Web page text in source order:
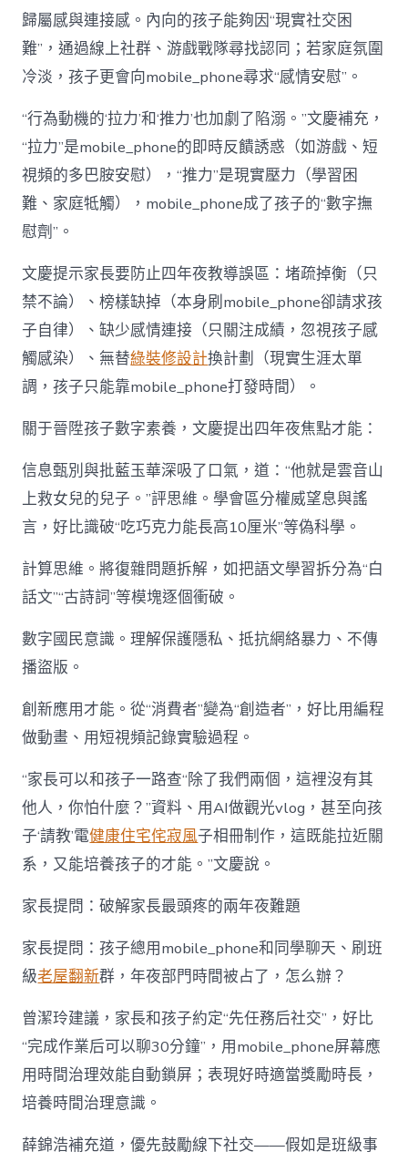
歸屬感與連接感。內向的孩子能夠因“現實社交困
難”，通過線上社群、游戲戰隊尋找認同；若家庭氛圍
冷淡，孩子更會向mobile_phone尋求“感情安慰”。
“行為動機的‘拉力’和‘推力’也加劇了陷溺。”文慶補充，
“拉力”是mobile_phone的即時反饋誘惑（如游戲、短
視頻的多巴胺安慰），“推力”是現實壓力（學習困
難、家庭牴觸），mobile_phone成了孩子的“數字撫
慰劑”。
文慶提示家長要防止四年夜教導誤區：堵疏掉衡（只
禁不論）、榜樣缺掉（本身刷mobile_phone卻請求孩
子自律）、缺少感情連接（只關注成績，忽視孩子感
觸感染）、無替綠裝修設計換計劃（現實生涯太單
調，孩子只能靠mobile_phone打發時間）。
關于晉陞孩子數字素養，文慶提出四年夜焦點才能：
信息甄別與批藍玉華深吸了口氣，道：“他就是雲音山
上救女兒的兒子。”評思維。學會區分權威望息與謠
言，好比識破“吃巧克力能長高10厘米”等偽科學。
計算思維。將復雜問題拆解，如把語文學習拆分為“白
話文”“古詩詞”等模塊逐個衝破。
數字國民意識。理解保護隱私、抵抗網絡暴力、不傳
播盜版。
創新應用才能。從“消費者”變為“創造者”，好比用編程
做動畫、用短視頻記錄實驗過程。
“家長可以和孩子一路查“除了我們兩個，這裡沒有其
他人，你怕什麼？”資料、用AI做觀光vlog，甚至向孩
子‘請教’電健康住宅侘寂風子相冊制作，這既能拉近關
系，又能培養孩子的才能。”文慶說。
家長提問：破解家長最頭疼的兩年夜難題
家長提問：孩子總用mobile_phone和同學聊天、刷班
級老屋翻新群，年夜部門時間被占了，怎么辦？
曾潔玲建議，家長和孩子約定“先任務后社交”，好比
“完成作業后可以聊30分鐘”，用mobile_phone屏幕應
用時間治理效能自動鎖屏；表現好時適當獎勵時長，
培養時間治理意識。
薛錦浩補充道，優先鼓勵線下社交——假如是班級事